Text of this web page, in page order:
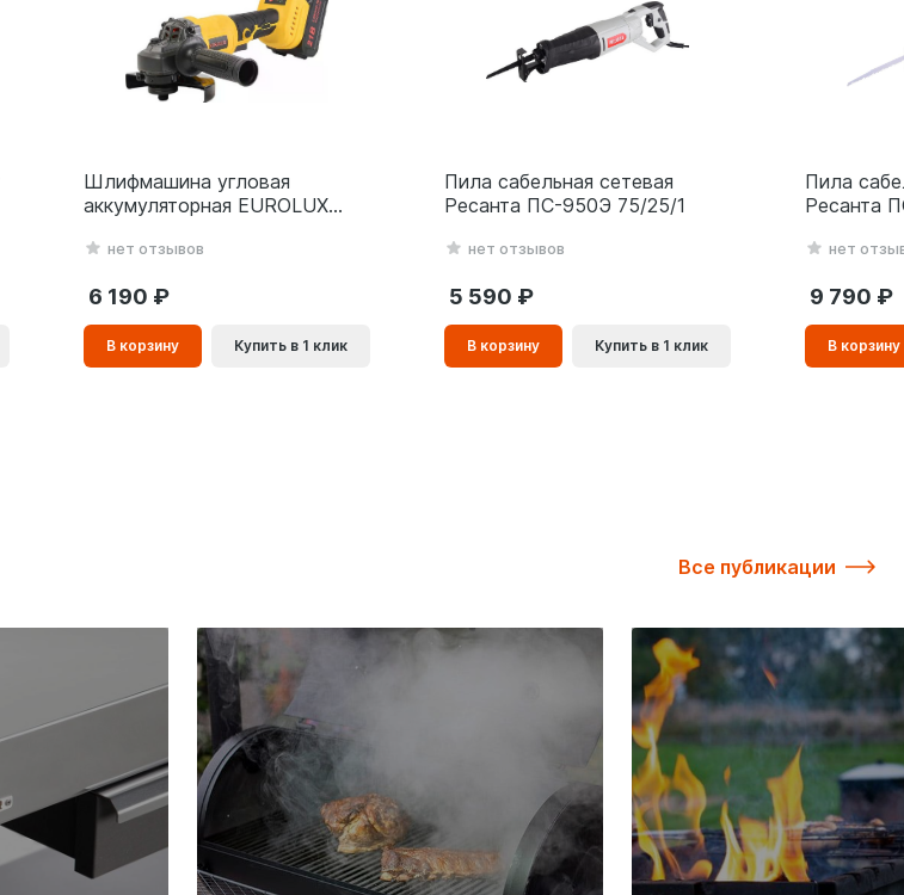
Шлифмашина угловая
аккумуляторная EUROLUX
кейсенет отзывов
6 190
В корзину
корзинe
Купить в 1 клик
Пила сабельная сетевая
Ресанта ПС-950Э 75/25/1
нет отзывов
5 590
В корзину
корзинe
Купить в 1 клик
Пила
Ресанта
нет
9 790
В корзину
корзинe
Все публикации